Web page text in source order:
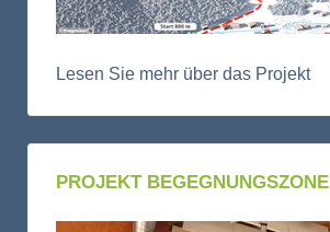
Lesen Sie mehr über das Projekt
PROJEKT BEGEGNUNGSZONE